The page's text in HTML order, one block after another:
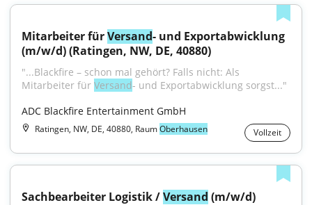
Mitarbeiter für Versand- und Exportabwicklung
(m/w/d) (Ratingen, NW, DE, 40880)
"...Blackfire – schon mal gehört? Falls nicht: Als
Mitarbeiter für Versand- und Exportabwicklung sorgst..."
ADC Blackfire Entertainment GmbH
Ratingen, NW, DE, 40880, RaumOberhausen Vollzeit
Sachbearbeiter Logistik / Versand (m/w/d)